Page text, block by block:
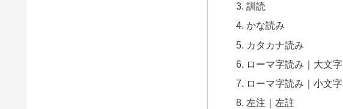
訓読
かな読み
カタカナ読み
ローマ字読み｜大文字
ローマ字読み｜小文字
左注｜左註